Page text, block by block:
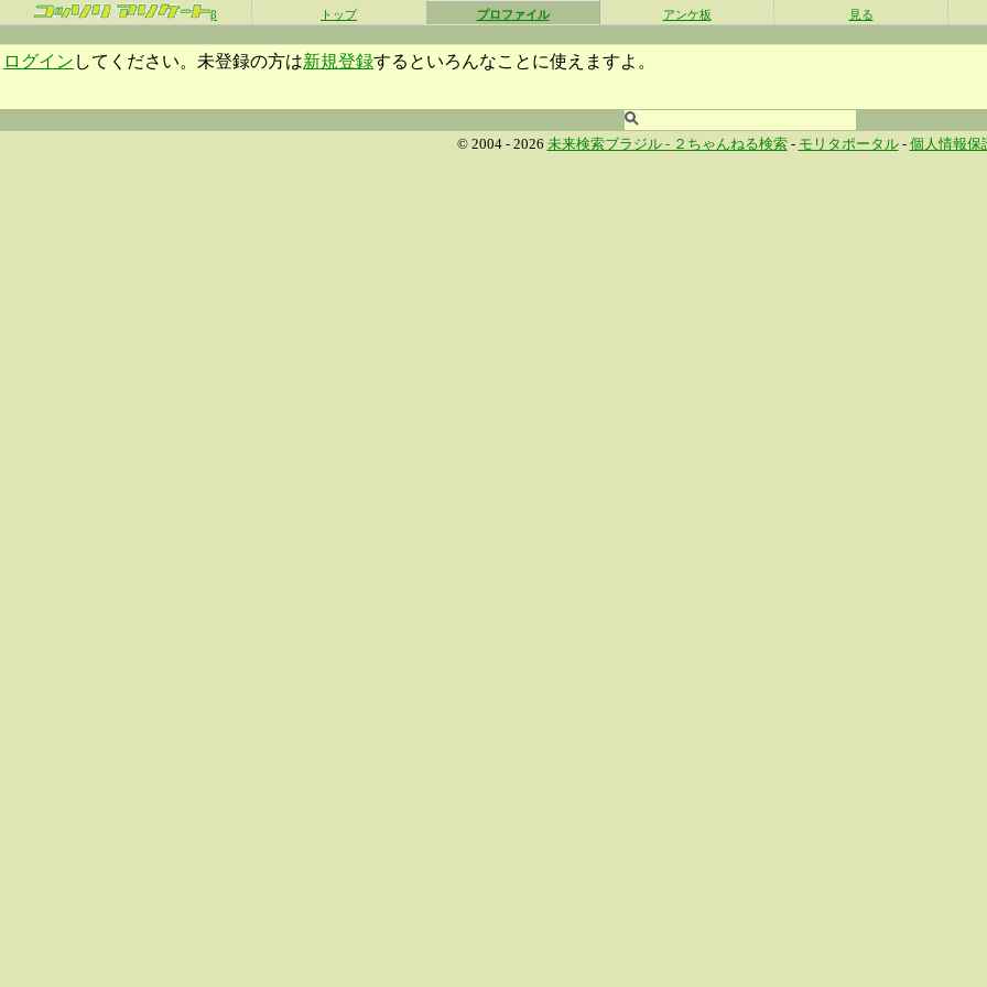
β トップ プロファイル アンケ板 見る
ログイン してください。未登録の方は新規登録するといろんなことに使えますよ。
© 2004 - 2026 未来検索ブラジル - ２ちゃんねる検索- モリタポータル- 個人情報保